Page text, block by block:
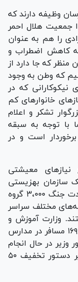
وظیفه دارند که
جمعیت هلال احمر
را هم به عنوان
کاهش اضطراب و
منظر که جا دارد از
که وطن به وجود
نیکوکارانی که در
خانوار‌های کم
تشکر و اعلام
با توجه به سبقه
است و در
معیشتی
سازمان بهزیستی
این مهم انجام می‌شود، همین طور در مدت جنگ ۳،۰۰۰ گروه
داوطلب در محله‌های مختلف سراسر
وزارت آموزش و
پرورش اعلام کرده که اسکان بیش از ۱۶۹،۰۰۰ مسافر در مدارس
وزیر در حال انجام
است و با توجه به شرایط کشور آقای وزیر دستور تخفیف ۵۰